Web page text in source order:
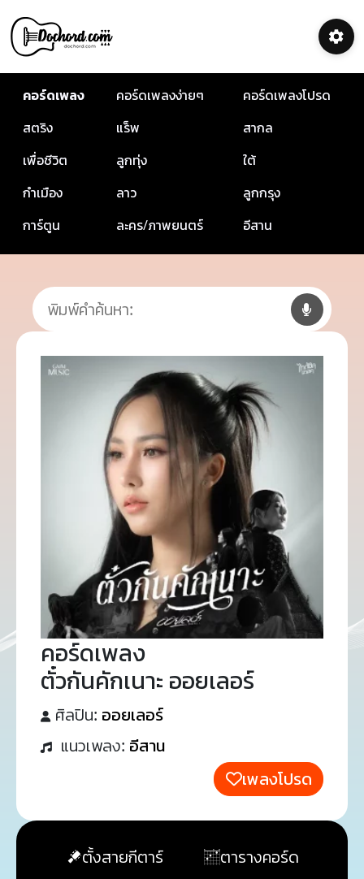
คอร์ดเพลง คอร์ดเพลงง่ายๆ
คอร์ดเพลงโปรด
สตริง
แร็พ
สากล
เพื่อชีวิต
ลูกทุ่ง
ใต้
กำเมือง
ลาว
ลูกกรุง
การ์ตูน
ละคร/ภาพยนตร์ อีสาน
คอร์ดเพลง
ตั๋วกันคักเนาะ ออยเลอร์
ศิลปิน: ออยเลอร์
แนวเพลง: อีสาน
เพลงโปรด
ตั้งสายกีตาร์
ตารางคอร์ด